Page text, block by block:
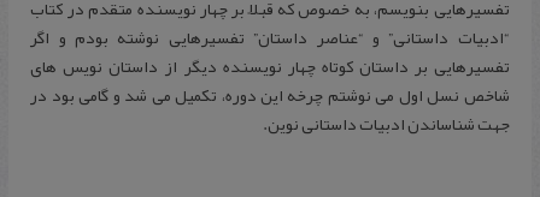
تفسیرهایی بنویسم، به خصوص که قبلاً بر چهار نویسنده متقدم در کتاب
“ادبیات داستانی” و “عناصر داستان” تفسیرهایی نوشته بودم و اگر
تفسیرهایی بر داستان کوتاه چهار نویسنده دیگر از داستان نویس های
شاخص نسل اول می نوشتم چرخه این دوره، تکمیل می شد و گامی بود در
جهت شناساندن ادبیات داستانی نوین.